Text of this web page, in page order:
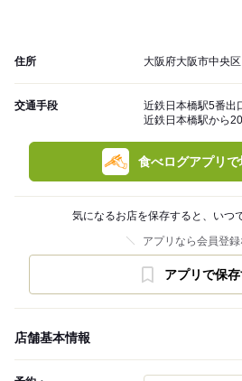
住所 大阪府大阪市中央
交通手段
近鉄日本橋駅5番出
近鉄日本橋駅から
食べログアプリで
気になるお店を保存すると、いつ
アプリなら会員登録
アプリで保
店舗基本情報